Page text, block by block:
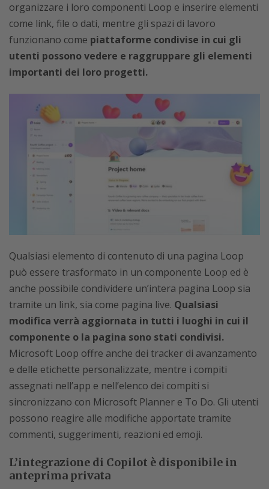
organizzare i loro componenti Loop e inserire elementi
come link, file o dati, mentre gli spazi di lavoro
funzionano come piattaforme condivise in cui gli
utenti possono vedere e raggruppare gli elementi
importanti dei loro progetti.
Qualsiasi elemento di contenuto di una pagina Loop
può essere trasformato in un componente Loop ed è
anche possibile condividere un’intera pagina Loop sia
tramite un link, sia come pagina live. Qualsiasi
modifica verrà aggiornata in tutti i luoghi in cui il
componente o la pagina sono stati condivisi.
Microsoft Loop offre anche dei tracker di avanzamento
e delle etichette personalizzate, mentre i compiti
assegnati nell’app e nell’elenco dei compiti si
sincronizzano con Microsoft Planner e To Do. Gli utenti
possono reagire alle modifiche apportate tramite
commenti, suggerimenti, reazioni ed emoji.
L’integrazione di Copilot è disponibile in
anteprima privata